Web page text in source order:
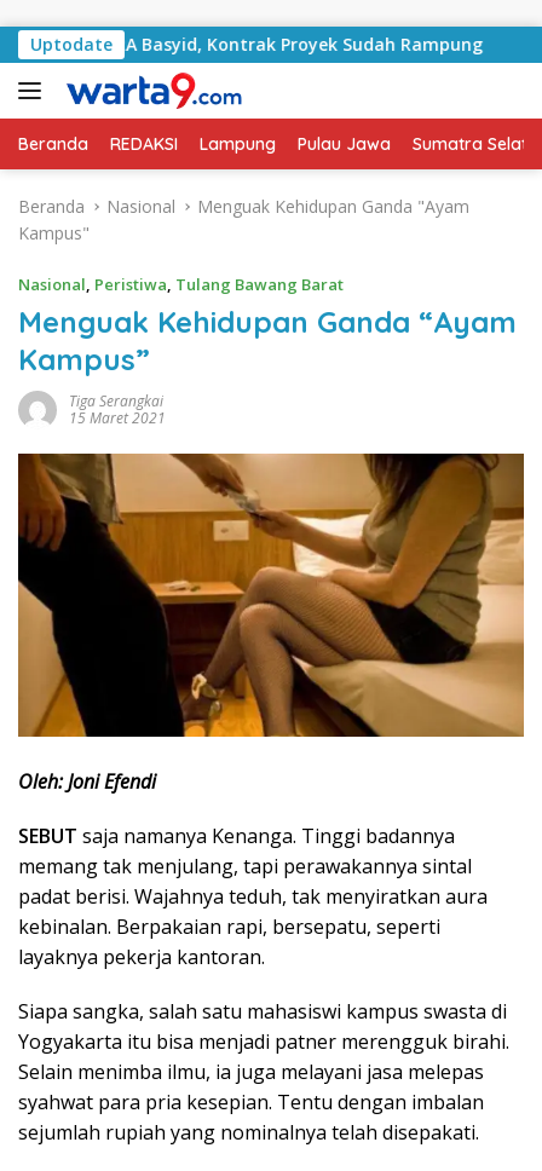
Uptodate
Basyid, Kontrak Proyek Sudah Rampung Bulan
Beranda REDAKSI Lampung Pulau Jawa Sumatra
Beranda Nasional
Menguak Kehidupan Ganda "Ayam
Kampus"
Nasional, Peristiwa, Tulang Bawang Barat
Menguak Kehidupan Ganda “Ayam
Kampus”
Tiga Serangkai
15 Maret 2021
Oleh: Joni Efendi
SEBUT saja namanya Kenanga. Tinggi badannya
memang tak menjulang, tapi perawakannya sintal
padat berisi. Wajahnya teduh, tak menyiratkan aura
kebinalan. Berpakaian rapi, bersepatu, seperti
layaknya pekerja kantoran.‎
Siapa sangka, salah satu mahasiswi kampus swasta di
Yogyakarta itu bisa menjadi patner ‎merengguk birahi.
Selain menimba ilmu, ia juga melayani jasa melepas
syahwat para pria kesepian. Tentu dengan imbalan
sejumlah rupiah yang nominalnya telah disepakati.